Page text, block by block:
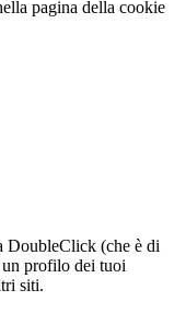
pagina della cookie
DoubleClick (che è di
profilo dei tuoi
siti.